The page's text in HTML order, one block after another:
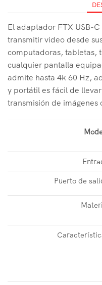
El adaptador FTX USB-
transmitir video desde
computadoras, tabletas,
cualquier pantalla
admite hasta 4k 60 Hz,
y portátil es fácil de
transmisión de
Puerto de